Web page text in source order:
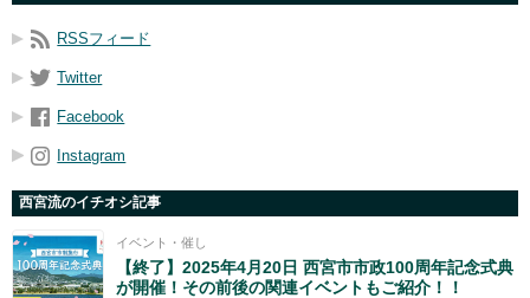
RSSフィード
Twitter
Facebook
Instagram
西宮流のイチオシ記事
イベント・催し
【終了】2025年4月20日 西宮市市政100周年記念式典
が開催！その前後の関連イベントもご紹介！！